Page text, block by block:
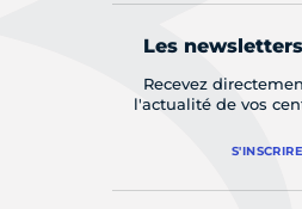
Les
Recevez
l'actualité de vos
S'INSCRIRE